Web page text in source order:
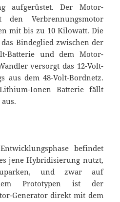
aufgerüstet. Der Motor-
den Verbrennungsmotor
mit bis zu 10 Kilowatt. Die
Bindeglied zwischen der
Batterie und dem Motor-
versorgt das 12-Volt-
aus dem 48-Volt-Bordnetz.
Ionen Batterie fällt
befindet
jene Hybridisierung nutzt,
und zwar auf
Prototypen ist der
Generator direkt mit dem